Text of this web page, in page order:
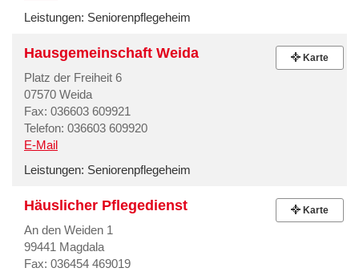
Leistungen: Seniorenpflegeheim
Hausgemeinschaft Weida
Platz der Freiheit 6
07570 Weida
Fax: 036603 609921
Telefon: 036603 609920
E-Mail
Leistungen: Seniorenpflegeheim
Karte
Häuslicher Pflegedienst
An den Weiden 1
99441 Magdala
Fax: 036454 469019
Karte